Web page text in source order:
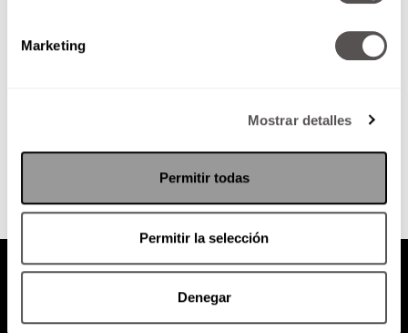
Marketing
Mostrar detalles
Permitir todas
Permitir la selección
Denegar